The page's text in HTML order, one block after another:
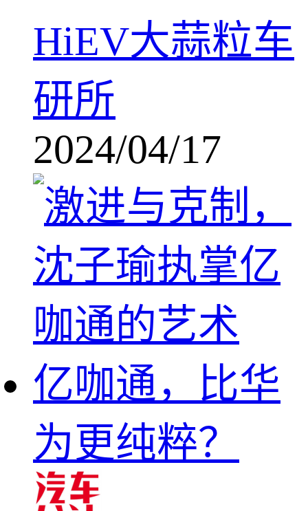
HiEV大蒜粒车
研所
2024/04/17
亿咖通，比华
为更纯粹？